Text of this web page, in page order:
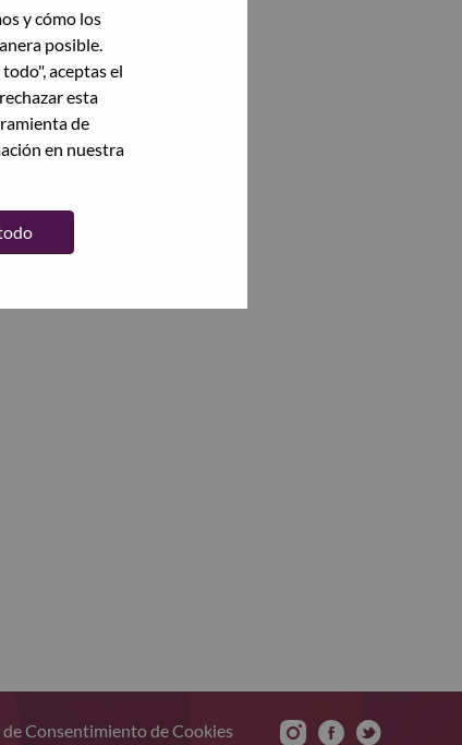
y cómo los
posible.
aceptas el
esta
de
en nuestra
& Privacy Engineer
Shanghai）, Shanghai, China,
控制器硬件工程师
Shanghai）, Shanghai, China,
舱多语言专家
Consentimiento de Cookies